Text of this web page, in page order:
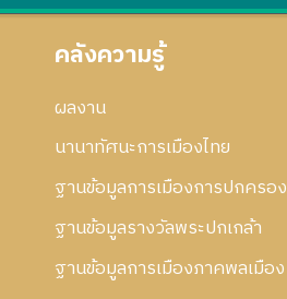
คลังความรู้
ผลงาน
นานาทัศนะการเมืองไทย
ฐานข้อมูลการเมืองการปกครอง
ฐานข้อมูลรางวัลพระปกเกล้า
ฐานข้อมูลการเมืองภาคพลเมือง